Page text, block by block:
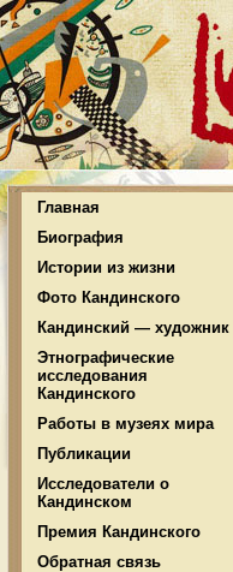
Главная
Биография
Истории из жизни
Фото Кандинского
Кандинский — художник
Этнографические
исследования
Кандинского
Работы в музеях мира
Публикации
Исследователи о
Кандинском
Премия Кандинского
Обратная связь